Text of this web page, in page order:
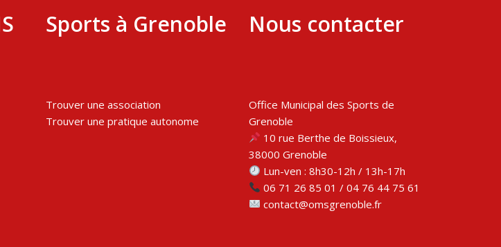
Sports à Grenoble
Trouver une association
Trouver une pratique autonome
Nous contacter
Office Municipal des Sports de
Grenoble
10 rue Berthe de Boissieux,
38000 Grenoble
Lun-ven : 8h30-12h / 13h-17h
06 71 26 85 01 / 04 76 44 75 61
contact@omsgrenoble.fr